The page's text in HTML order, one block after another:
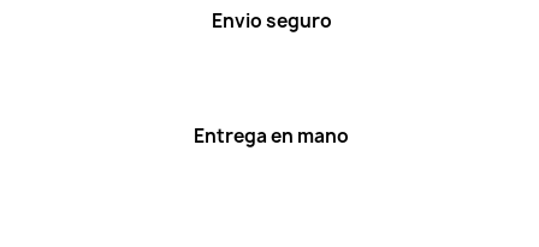
Envio seguro
Entrega en mano